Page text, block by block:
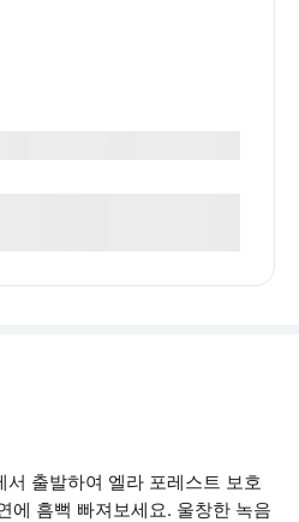
출발하여 엘라 포레스트 보호
에 흠뻑 빠져보세요. 울창한 녹음